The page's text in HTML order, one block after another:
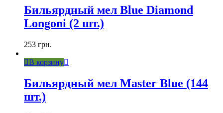
Бильярдный мел Blue Diamond
Longoni (2 шт.)
253 грн.
В корзину
Бильярдный мел Master Blue (144
шт.)